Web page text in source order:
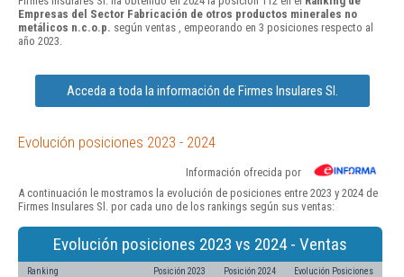
Empresas del Sector Fabricación de otros productos minerales no
metálicos n.c.o.p. según ventas , empeorando en 3 posiciones respecto al
año 2023.
Acceda a toda la información de Firmes Insulares Sl.
Evolución posiciones 2023 - 2024
Información ofrecida por
A continuación le mostramos la evolución de posiciones entre 2023 y 2024 de
Firmes Insulares Sl. por cada uno de los rankings según sus ventas:
Evolución posiciones 2023 vs 2024 - Ventas
Ranking Posición 2023 Posición 2024 Evolución Posiciones